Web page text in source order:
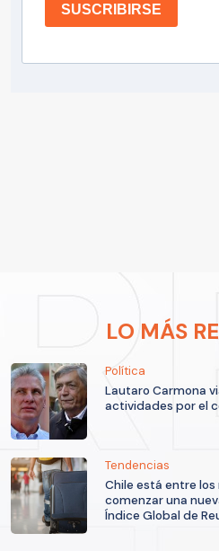
SUSCRIBIRSE
LO MÁS
Política
Lautaro Carmona
actividades por el
Tendencias
Chile está entre
comenzar una
Índice Global de